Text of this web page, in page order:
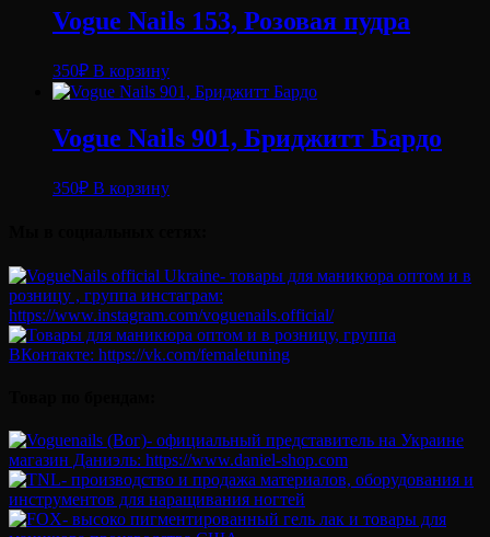
Vogue Nails 153, Розовая пудра
350₽ В корзину
Vogue Nails 901, Бриджитт Бардо
350₽ В корзину